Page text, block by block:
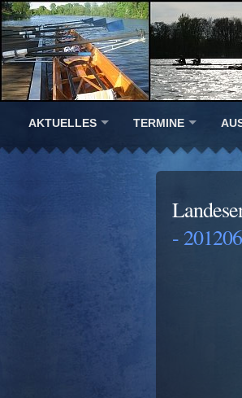
AKTUELLES TERMINE
-